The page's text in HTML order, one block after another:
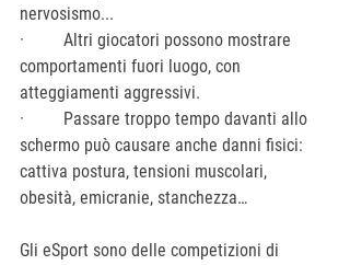
nervosismo...
·         Altri giocatori possono mostrare
comportamenti fuori luogo, con
atteggiamenti aggressivi.
·         Passare troppo tempo davanti allo
schermo può causare anche danni fisici:
cattiva postura, tensioni muscolari,
obesità, emicranie, stanchezza…
Gli eSport sono delle competizioni di